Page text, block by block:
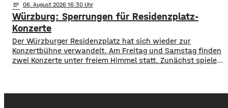
Menschen aus der Region um ihr Erspartes gebracht. ​Laut
Polizei erstellen die Täter mithilfe von KI täuschen echte
Werbevideos oder fälschen Empfehlungen von prominenten
Persönlichkeiten. Ihr Ziel: echte
notes 06. August 2026 16:30
Würzburg: Sperrungen für Residenzplatz-
Konzerte
Der Würzburger Residenzplatz hat sich wieder zur
Konzertbühne verwandelt. Am Freitag und Samstag finden
zwei Konzerte unter freiem Himmel statt. Zunächst spielen